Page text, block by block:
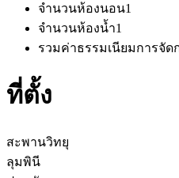
จำนวนห้องนอน1
จำนวนห้องน้ำ1
รวมค่าธรรมเนียมการจัด
ที่ตั้ง
สะพานวิทยุ
ลุมพินี